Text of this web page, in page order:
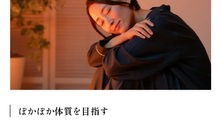
ぽかぽか体質を目指す